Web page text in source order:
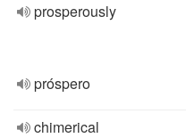
prosperously
próspero
chimerical